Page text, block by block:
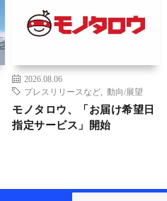
2026.08.06
プレスリリースなど
動向/展望
モノタロウ、「お届け希望日
指定サービス」開始